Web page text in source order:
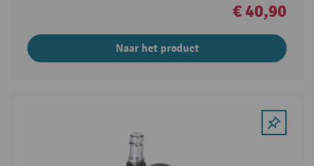
€ 40,90
Naar het product